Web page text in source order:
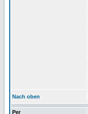
Nach oben
Per